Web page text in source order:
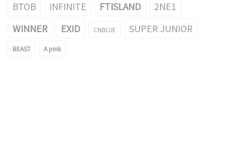
BTOB INFINITE FTISLAND
2NE1
WINNER
EXID CNBLUE SUPER JUNIOR
BEAST A pink